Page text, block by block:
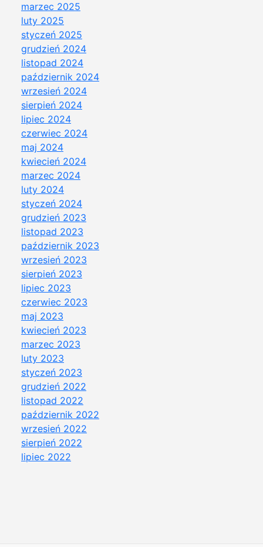
marzec 2025
luty 2025
styczeń 2025
grudzień 2024
listopad 2024
październik 2024
wrzesień 2024
sierpień 2024
lipiec 2024
czerwiec 2024
maj 2024
kwiecień 2024
marzec 2024
luty 2024
styczeń 2024
grudzień 2023
listopad 2023
październik 2023
wrzesień 2023
sierpień 2023
lipiec 2023
czerwiec 2023
maj 2023
kwiecień 2023
marzec 2023
luty 2023
styczeń 2023
grudzień 2022
listopad 2022
październik 2022
wrzesień 2022
sierpień 2022
lipiec 2022